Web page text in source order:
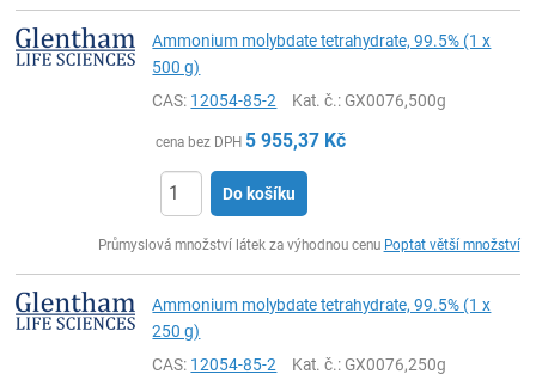
Ammonium molybdate tetrahydrate, 99.5% (1 x
500 g)
CAS: 12054-85-2 Kat. č.: GX0076,500g
cena bez DPH 5 955,37 Kč
Do košíku
Průmyslová množství látek za výhodnou cenu Poptat větší množství
Ammonium molybdate tetrahydrate, 99.5% (1 x
250 g)
CAS: 12054-85-2 Kat. č.: GX0076,250g